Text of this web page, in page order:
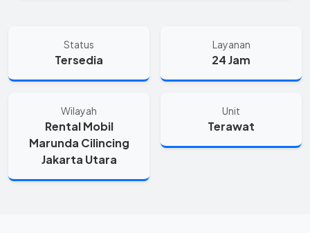
Status
Tersedia
Layanan
24 Jam
Wilayah
Rental Mobil
Marunda Cilincing
Jakarta Utara
Unit
Terawat